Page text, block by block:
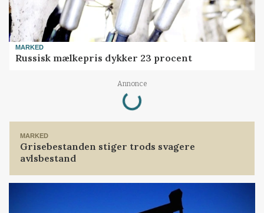
MARKED
Russisk mælkepris dykker 23 procent
Annonce
Loading...
MARKED
Grisebestanden stiger trods svagere
avlsbestand